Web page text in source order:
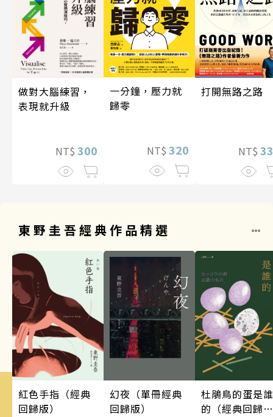
做對大腦練習，
表現就升級
NT$ 300
一分鐘，壓力就
歸零
NT$ 320
打開無路之路
NT$
東野圭吾經典作品精選
紅色手指（經典
回歸版）
幻夜（單冊經典
回歸版）
杜鵑鳥的蛋是誰
的（經典回歸